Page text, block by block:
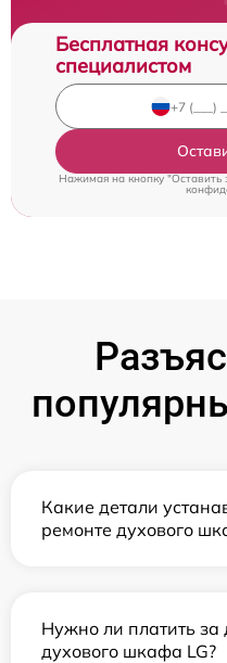
Бесплатная
специалистом
Нажимая на кнопку "Оставить
Какие детали
ремонте духового
Нужно ли платить за
духового шкафа LG?